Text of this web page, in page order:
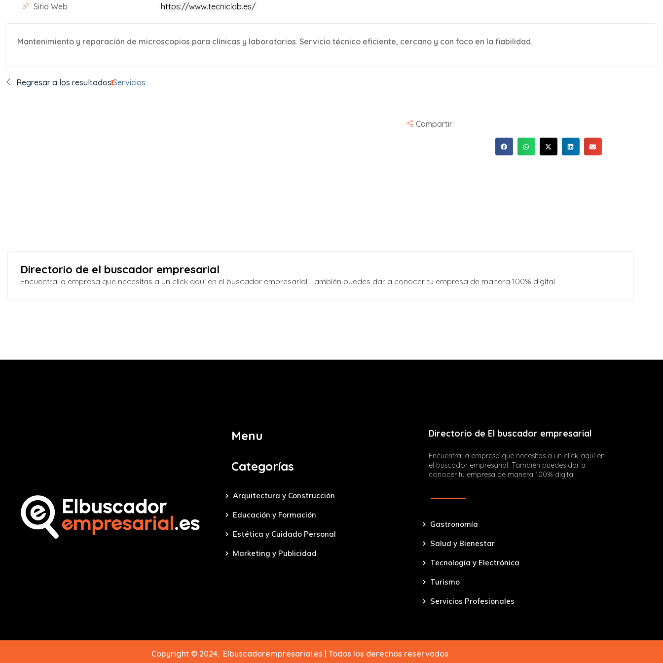
Sitio Web https://www.tecniclab.es/
Mantenimiento y reparación de microscopios para clínicas y laboratorios. Servicio técnico eficiente, cercano y con foco en la fiabilidad.
Regresar a los resultadosServicios
Compartir
Directorio de el buscador empresarial
Encuentra la empresa que necesitas a un click aquí en el buscador empresarial. También puedes dar a conocer tu empresa de manera 100% digital
Menu
Categorías
Arquitectura y Construcción
Educación y Formación
Estética y Cuidado Personal
Marketing y Publicidad
Directorio de El buscador empresarial
Encuentra la empresa que necesitas a un click aquí en
el buscador empresarial. También puedes dar a
conocer tu empresa de manera 100% digital
Gastronomía
Salud y Bienestar
Tecnología y Electrónica
Turismo
Servicios Profesionales
Copyright © 2024. Elbuscadorempresarial.es | Todos los derechos reservados